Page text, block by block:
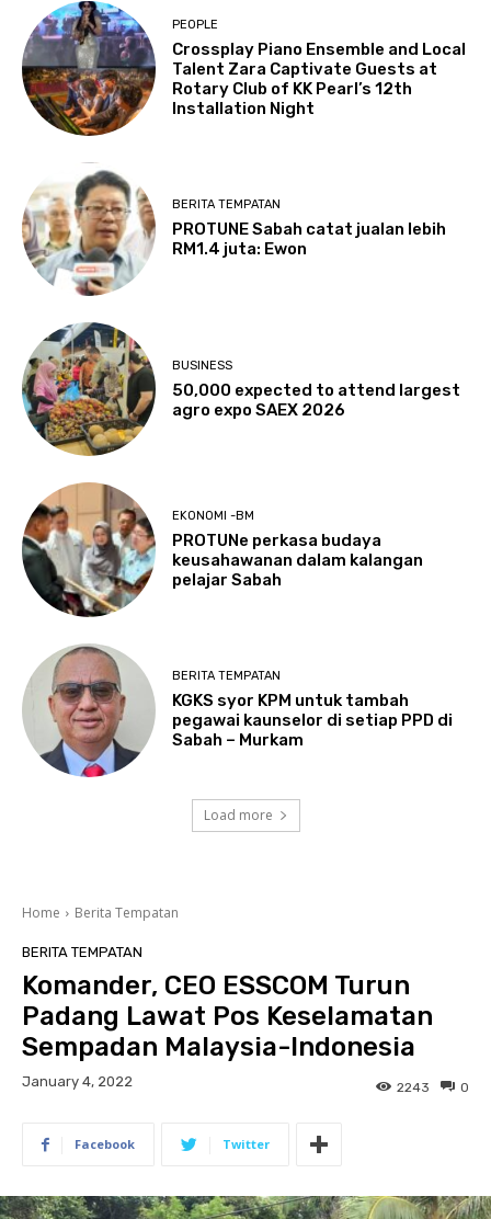
PEOPLE
Crossplay Piano Ensemble and Local
Talent Zara Captivate Guests at
Rotary Club of KK Pearl’s 12th
Installation Night
BERITA TEMPATAN
PROTUNE Sabah catat jualan lebih
RM1.4 juta: Ewon
BUSINESS
50,000 expected to attend largest
agro expo SAEX 2026
EKONOMI -BM
PROTUNe perkasa budaya
keusahawanan dalam kalangan
pelajar Sabah
BERITA TEMPATAN
KGKS syor KPM untuk tambah
pegawai kaunselor di setiap PPD di
Sabah – Murkam
Load more